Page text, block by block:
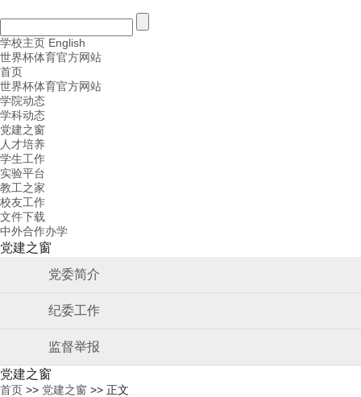
学校主页 English
世界杯体育官方网站
首页
世界杯体育官方网站
学院动态
学科动态
党建之窗
人才培养
学生工作
实验平台
教工之家
校友工作
文件下载
中外合作办学
党建之窗
党委简介
纪委工作
监督举报
党建之窗
首页 >> 党建之窗 >> 正文